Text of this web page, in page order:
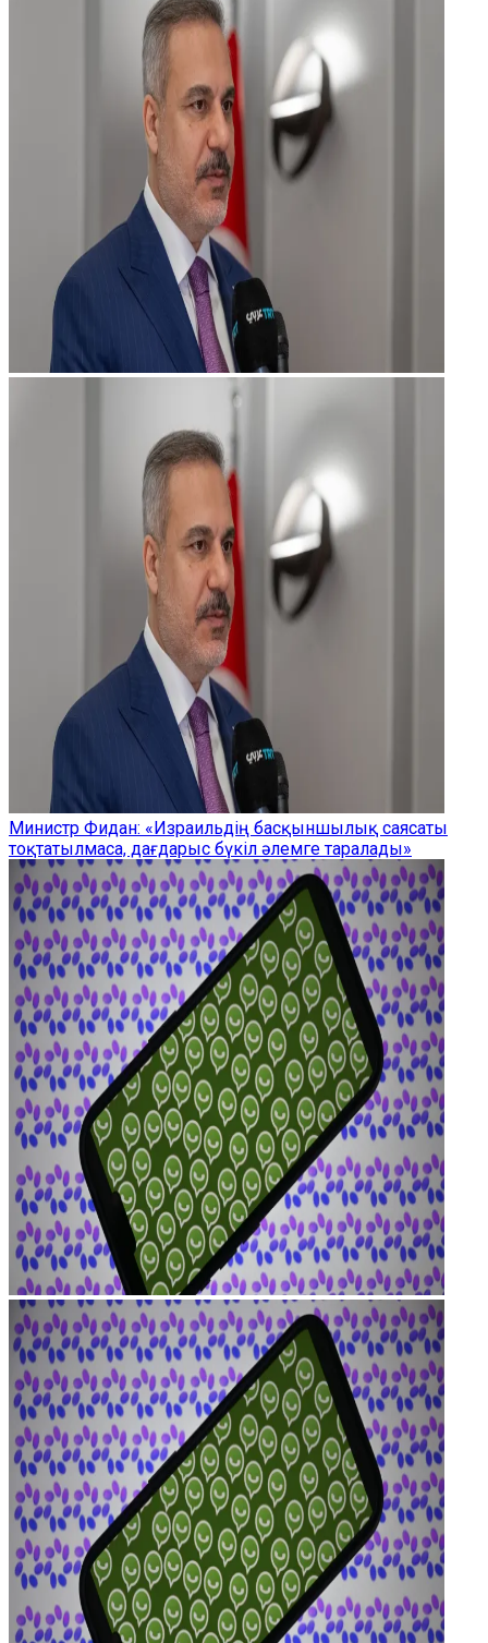
Министр Фидан: «Израильдің басқыншылық саясаты
тоқтатылмаса, дағдарыс бүкіл әлемге таралады»